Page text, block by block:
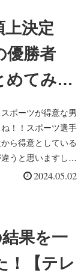
上決定
優勝者
めてみ
ポーツが得意な男
！！スポーツ選手
ら得意としている
うと思いますし、
2024.05.02
果を一
！【テレ